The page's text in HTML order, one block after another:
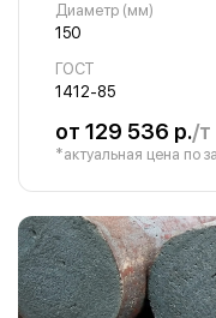
Диаметр (мм)
150
ГОСТ
1412-85
от 129 536 р./т
*актуальная цена по